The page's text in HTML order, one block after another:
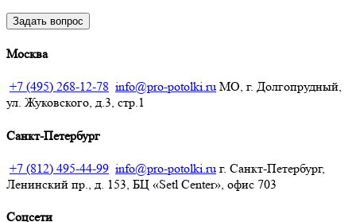
Задать вопрос
Москва
+7 (495) 268-12-78 info@pro-potolki.ru МО, г. Долгопрудный,
ул. Жуковского, д.3, стр.1
Санкт-Петербург
+7 (812) 495-44-99 info@pro-potolki.ru г. Санкт-Петербург,
Ленинский пр., д. 153, БЦ «Setl Center», офис 703
Соцсети